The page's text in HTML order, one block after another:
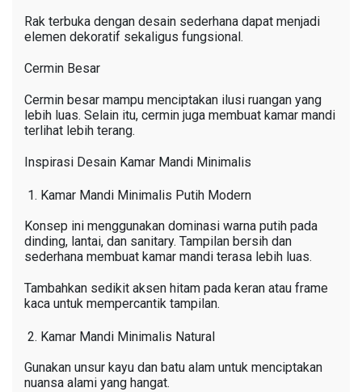
Rak terbuka dengan desain sederhana dapat menjadi
elemen dekoratif sekaligus fungsional.
Cermin Besar
Cermin besar mampu menciptakan ilusi ruangan yang
lebih luas. Selain itu, cermin juga membuat kamar mandi
terlihat lebih terang.
Inspirasi Desain Kamar Mandi Minimalis
Kamar Mandi Minimalis Putih Modern
Konsep ini menggunakan dominasi warna putih pada
dinding, lantai, dan sanitary. Tampilan bersih dan
sederhana membuat kamar mandi terasa lebih luas.
Tambahkan sedikit aksen hitam pada keran atau frame
kaca untuk mempercantik tampilan.
Kamar Mandi Minimalis Natural
Gunakan unsur kayu dan batu alam untuk menciptakan
nuansa alami yang hangat.